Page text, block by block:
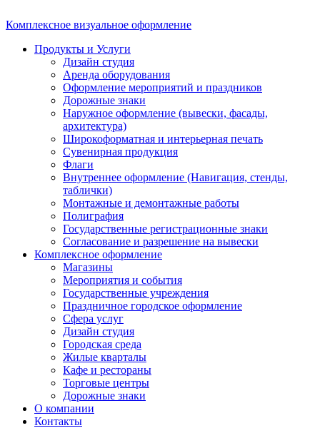
Комплексное визуальное оформление
Продукты и Услуги
Дизайн студия
Аренда оборудования
Оформление мероприятий и праздников
Дорожные знаки
Наружное оформление (вывески, фасады,
архитектура)
Широкоформатная и интерьерная печать
Сувенирная продукция
Флаги
Внутреннее оформление (Навигация, стенды,
таблички)
Монтажные и демонтажные работы
Полиграфия
Государственные регистрационные знаки
Согласование и разрешение на вывески
Комплексное оформление
Магазины
Мероприятия и события
Государственные учреждения
Праздничное городское оформление
Сфера услуг
Дизайн студия
Городская среда
Жилые кварталы
Кафе и рестораны
Торговые центры
Дорожные знаки
О компании
Контакты